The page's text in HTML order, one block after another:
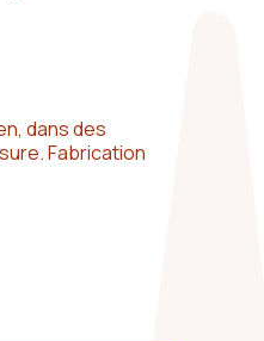
dans des
Fabrication